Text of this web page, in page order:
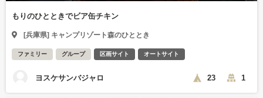
もりのひとときでビア缶チキン
[兵庫県] キャンプリゾート森のひととき
ファミリー グループ 区画サイト オートサイト
ヨスケサンバジャロ 23 1